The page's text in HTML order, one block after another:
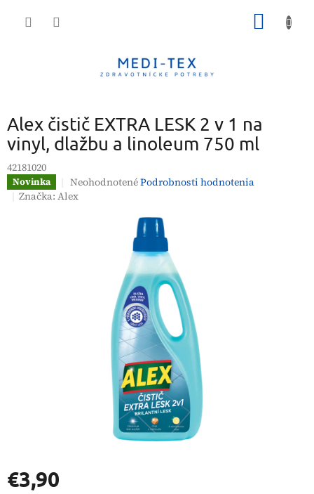
Alex čistič EXTRA LESK 2 v 1 na
vinyl, dlažbu a linoleum 750 ml
42181020
Novinka
Priemerné
hodnotenie
hviezdičiek.
NeohodnotenéPodrobnosti hodnotenia
Značka:Alex
€3,90